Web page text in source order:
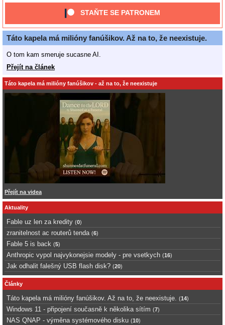
STAŇTE SE PATRONEM
Táto kapela má milióny fanúšikov. Až na to, že neexistuje.
O tom kam smeruje sucasne AI.
Přejít na článek
Táto kapela má milióny fanúšikov - až na to, že neexistuje
Přejít na videa
Aktuality
Fable uz len za kredity (0)
zranitelnost ac routerů tenda (6)
Fable 5 is back (5)
Anthropic vypol najvykonejsie modely - pre vsetkych (16)
Jak odhalit falešný USB flash disk? (20)
Články
Táto kapela má milióny fanúšikov. Až na to, že neexistuje. (14)
Windows 11 - připojení současně k několika sítím (7)
NAS QNAP - výměna systémového disku (10)